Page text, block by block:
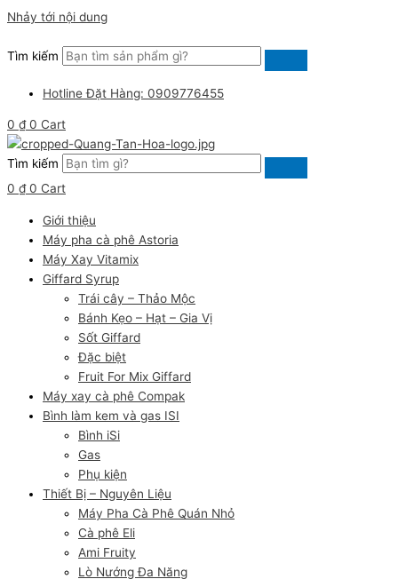
Nhảy tới nội dung
Tìm kiếm
Hotline Đặt Hàng: 0909776455
0 ₫ 0 Cart
Tìm kiếm
0 ₫ 0 Cart
Giới thiệu
Máy pha cà phê Astoria
Máy Xay Vitamix
Giffard Syrup
Trái cây – Thảo Mộc
Bánh Kẹo – Hạt – Gia Vị
Sốt Giffard
Đặc biệt
Fruit For Mix Giffard
Máy xay cà phê Compak
Bình làm kem và gas ISI
Bình iSi
Gas
Phụ kiện
Thiết Bị – Nguyên Liệu
Máy Pha Cà Phê Quán Nhỏ
Cà phê Eli
Ami Fruity
Lò Nướng Đa Năng